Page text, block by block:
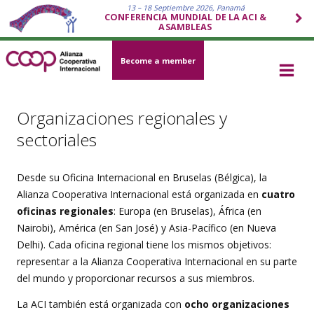
13 – 18 Septiembre 2026, Panamá
CONFERENCIA MUNDIAL DE LA ACI &
ASAMBLEAS
Become a member
Organizaciones regionales y
sectoriales
Desde su Oficina Internacional en Bruselas (Bélgica), la
Alianza Cooperativa Internacional está organizada en cuatro
oficinas regionales: Europa (en Bruselas), África (en
Nairobi), América (en San José) y Asia-Pacífico (en Nueva
Delhi). Cada oficina regional tiene los mismos objetivos:
representar a la Alianza Cooperativa Internacional en su parte
del mundo y proporcionar recursos a sus miembros.
La ACI también está organizada con ocho organizaciones